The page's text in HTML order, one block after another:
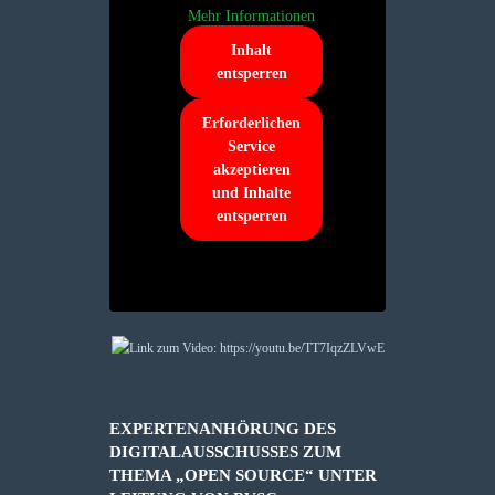
Mehr Informationen
Inhalt
entsperren
Erforderlichen
Service
akzeptieren
und Inhalte
entsperren
EXPERTENANHÖRUNG DES
DIGITALAUSSCHUSSES ZUM
THEMA „OPEN SOURCE“ UNTER